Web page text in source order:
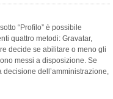
“Profilo” è possibile
quattro metodi: Gravatar,
decide se abilitare o meno gli
messi a disposizione. Se
decisione dell’amministrazione,